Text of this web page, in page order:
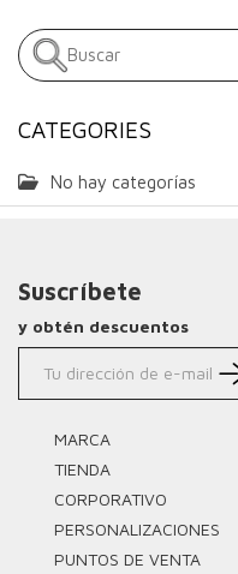
CATEGORIES
No hay categorías
Suscríbete
y obtén descuentos
MARCA
TIENDA
CORPORATIVO
PERSONALIZACIONES
PUNTOS DE VENTA